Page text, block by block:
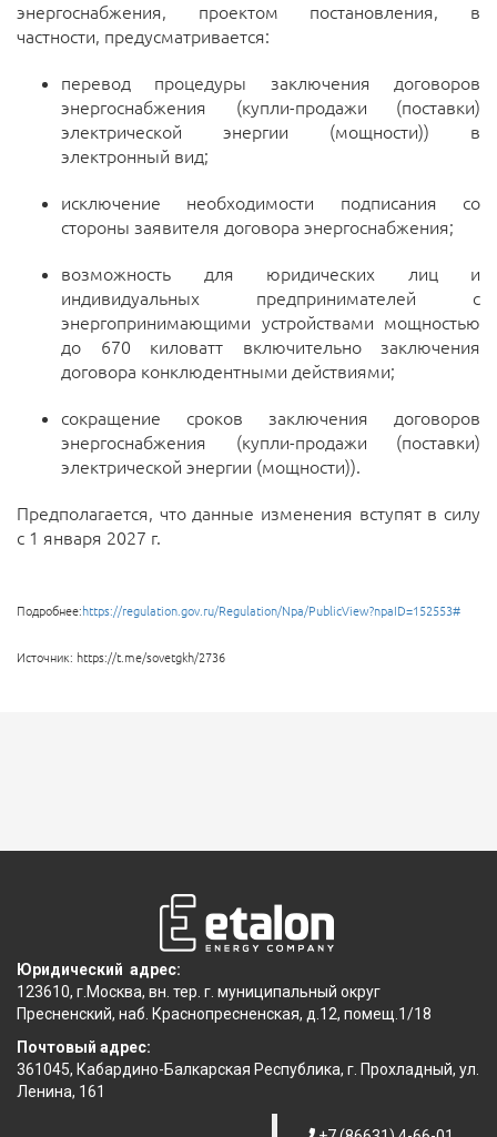
энергоснабжения, проектом постановления, в
частности, предусматривается:
перевод процедуры заключения договоров
энергоснабжения (купли-продажи (поставки)
электрической энергии (мощности)) в
электронный вид;
исключение необходимости подписания со
стороны заявителя договора энергоснабжения;
возможность для юридических лиц и
индивидуальных предпринимателей с
энергопринимающими устройствами мощностью
до 670 киловатт включительно заключения
договора конклюдентными действиями;
сокращение сроков заключения договоров
энергоснабжения (купли-продажи (поставки)
электрической энергии (мощности)).
Предполагается, что данные изменения вступят в силу
с 1 января 2027 г.
Подробнее:https://regulation.gov.ru/Regulation/Npa/PublicView?npaID=152553#
Источник: https://t.me/sovetgkh/2736
Юридический адрес:
123610, г.Москва, вн. тер. г. муниципальный округ
Пресненский, наб. Краснопресненская, д.12, помещ.1/18
Почтовый адрес:
361045, Кабардино-Балкарская Республика, г. Прохладный, ул.
Ленина, 161